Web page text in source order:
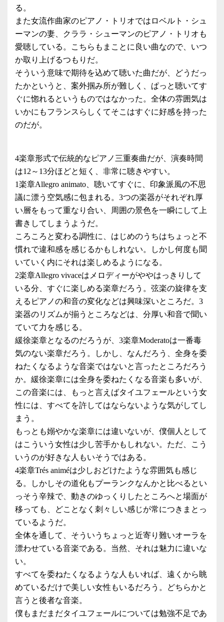
る。
また女流作曲家のピアノ・トリオではロベルト・シュ
ーマンの妻、クララ・シューマンのピアノ・トリオも
愛聴している。こちらもまことに良い曲なので、いつ
か取り上げるつもりだ。
そういう意味で期待を込めて聴いた曲だが、どうだっ
たかというと、案外掴み所が難しく、ぱっと聴いてす
ぐに惚れるというものではなかった。全体の雰囲気は
いかにもフランスらしくてそこはすぐに好感を持った
のだが。
4楽章形式で伝統的なピアノ三重奏曲だが、演奏時間
は12～13分ほどと短く、非常に聴きやすい。
1楽章Allegro animato、聴いてすぐに、印象派風の不思
議に漂う空気感に包まれる。3つの楽器がそれぞれ厚
い層をもって重なり合い、周囲の景色を一瞬にして上
書きしてしまうようだ。
ころころと変わる調性に、はじめのうちはちょっと不
慣れで違和感を感じるかもしれない。しかし何度も聞
いていく内にそれは楽しめるようになる。
2楽章Allegro vivaceはメロディーがややはっきりして
いる分、すぐに楽しめる楽章だろう。弦楽の旋律を支
えるピアノの和音の変化などは興味深いところだ。3
楽器のリズムが揃うところなどは、分厚い和音で聞い
ていて力を感じる。
緩徐楽章となるのだろうが、3楽章Moderatoは一番毒
気のない楽章だろう。しかし、なんだろう、全身を委
ねたくなるような音楽ではないと言ったところだろう
か。緩徐楽章には全身を委ねたくなる音楽も多いが、
この音楽には、もっと言えばタイユフェールという女
性には、すべてを許してはならないような気がしてし
まう。
もっとも嫋やかな楽章には違いないが、僕個人として
はこういう女性は少し苦手かもしれない。ただ、こう
いうのが好きな人もいそうではある。
4楽章Trés animéは少しおどけたような雰囲気も感じ
る。しかしその道化もプーランクなんかと比べるとい
っそう辛辣で、動きのゆっくりしたところへと場面が
移っても、どことなく刺々しい感じが常につきまとっ
ているようだ。
全体を通して、そういうちょっと近寄り難いオーラを
漂わせている音楽である。当然、それは魅力に違いな
い。
すべてを委ねたくなるような人もいれば、遠くから眺
めているだけで美しい女性もいるだろう。どちらかと
言うと後者な音楽。
僕もまだまだタイユフェールについては勉強不足であ